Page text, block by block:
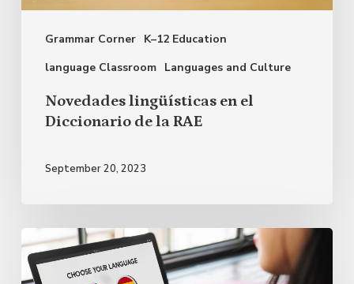
Grammar Corner K–12 Education
language Classroom Languages and Culture
la
Novedades lingüísticas en el
Diccionario de la RAE
September 20, 2023
La
presencia